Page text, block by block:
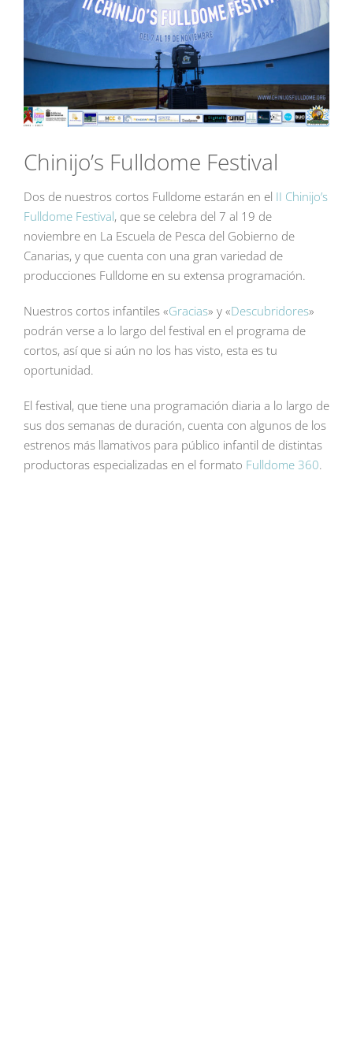
Chinijo’s Fulldome Festival
Dos de nuestros cortos Fulldome estarán en el II Chinijo’s
Fulldome Festival, que se celebra del 7 al 19 de
noviembre en La Escuela de Pesca del Gobierno de
Canarias, y que cuenta con una gran variedad de
producciones Fulldome en su extensa programación.
Nuestros cortos infantiles «Gracias» y «Descubridores»
podrán verse a lo largo del festival en el programa de
cortos, así que si aún no los has visto, esta es tu
oportunidad.
El festival, que tiene una programación diaria a lo largo de
sus dos semanas de duración, cuenta con algunos de los
estrenos más llamativos para público infantil de distintas
productoras especializadas en el formato Fulldome 360.